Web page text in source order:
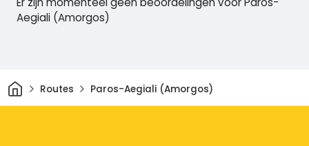
Aegiali (Amorgos)
ThuisRoutes Paros-Aegiali (Amorgos)